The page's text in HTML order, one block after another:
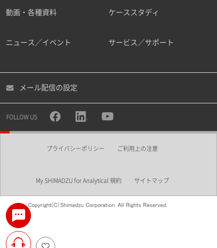
動画・各種資料 ケーススタディ
ニュース／イベント サービス／サポート
メール配信の設定
FOLLOW US
プライバシーポリシー ご利用上の注意
My SHIMADZU for Analytical 規約 サイトマップ